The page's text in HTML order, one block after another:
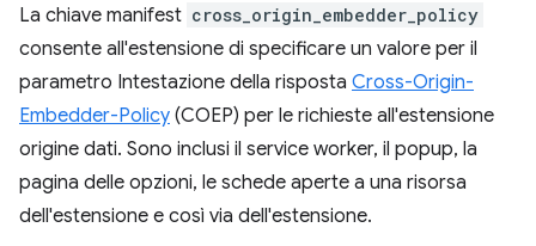
La chiave manifest cross_origin_embedder_policy
consente all'estensione di specificare un valore per il
parametro Intestazione della risposta Cross-Origin-
Embedder-Policy (COEP) per le richieste all'estensione
origine dati. Sono inclusi il service worker, il popup, la
pagina delle opzioni, le schede aperte a una risorsa
dell'estensione e così via dell'estensione.